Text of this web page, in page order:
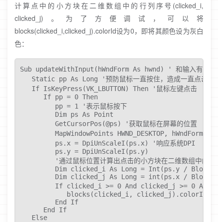
计算点中的小方块在二维数组中的行列序号(clicked_i,
clicked_j)。为了方便调试，可以将
blocks(clicked_i,clicked_j).colorId设为0，即将其颜色设为灰白
色：
Sub updateWithInput(hWndForm As hwnd) ' 和输入有关的
   Static pp As Long '预防鼠标一直按住，造成一直点击
   If IsKeyPress(VK_LBUTTON) Then '鼠标左键点击
      If pp = 0 Then
         pp = 1 '表示鼠标按下
         Dim ps As Point
         GetCursorPos(@ps) '获取鼠标在屏幕的位置
MapWindowPoints HWND_DESKTOP, hWndForm,
         ps.x = DpiUnScaleI(ps.x) '响应系统DPI
         ps.y = DpiUnScaleI(ps.y)
'通过鼠标位置计算出点击的小方块在二维数组中的下
Dim clicked_i As Long = Int(ps.y /
Dim clicked_j As Long = int(ps.x /
If clicked_i >= 0 And clicked_j >= 0 And
            blocks(clicked_i, clicked_j).colorId =0
         End If
      End If
   Else